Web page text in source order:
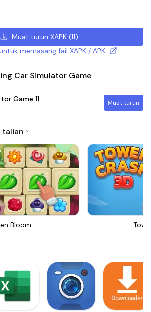
Muat turun XAPK (11)
memasang fail XAPK / APK
Car Simulator Game
Game 11 Muat turun
talian
Bloom